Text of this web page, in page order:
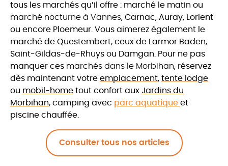
tous les marchés qu’il offre : marché le matin ou
marché nocturne à Vannes, Carnac, Auray, Lorient
ou encore Ploemeur. Vous aimerez également le
marché de Questembert, ceux de Larmor Baden,
Saint-Gildas-de-Rhuys ou Damgan. Pour ne pas
manquer ces marchés dans le Morbihan, réservez
dès maintenant votre emplacement, tente lodge
ou mobil-home tout confort aux Jardins du
Morbihan, camping avec parc aquatique et
piscine chauffée.
Consulter tous nos articles